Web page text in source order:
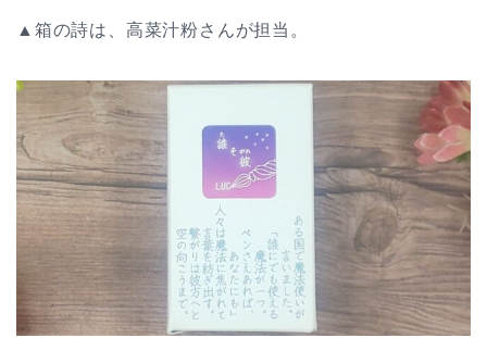
▲箱の詩は、高菜汁粉さんが担当。